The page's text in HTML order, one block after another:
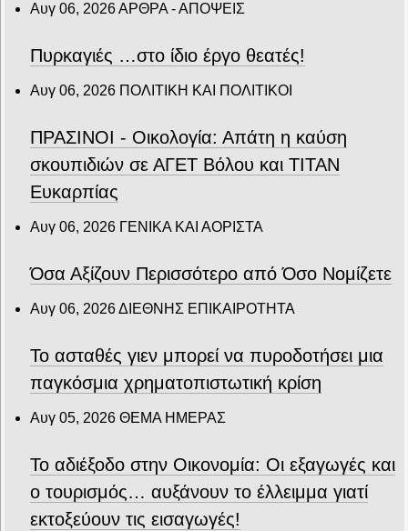
Αυγ 06, 2026ΑΡΘΡΑ - ΑΠΟΨΕΙΣ
Πυρκαγιές …στο ίδιο έργο θεατές!
Αυγ 06, 2026 ΠΟΛΙΤΙΚΗ ΚΑΙ ΠΟΛΙΤΙΚΟΙ
ΠΡΑΣΙΝΟΙ - Οικολογία: Απάτη η καύση
σκουπιδιών σε ΑΓΕΤ Βόλου και ΤΙΤΑΝ
Ευκαρπίας
Αυγ 06, 2026 ΓΕΝΙΚΑ ΚΑΙ ΑΟΡΙΣΤΑ
Όσα Αξίζουν Περισσότερο από Όσο Νομίζετε
Αυγ 06, 2026ΔΙΕΘΝΗΣ ΕΠΙΚΑΙΡΟΤΗΤΑ
Το ασταθές γιεν μπορεί να πυροδοτήσει μια
παγκόσμια χρηματοπιστωτική κρίση
Αυγ 05, 2026 ΘΕΜΑ ΗΜΕΡΑΣ
Το αδιέξοδο στην Οικονομία: Οι εξαγωγές και
ο τουρισμός… αυξάνουν το έλλειμμα γιατί
εκτοξεύουν τις εισαγωγές!